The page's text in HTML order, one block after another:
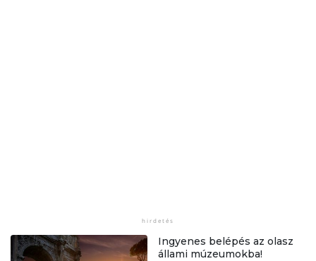
Ingyenes belépés az olasz
állami múzeumokba!